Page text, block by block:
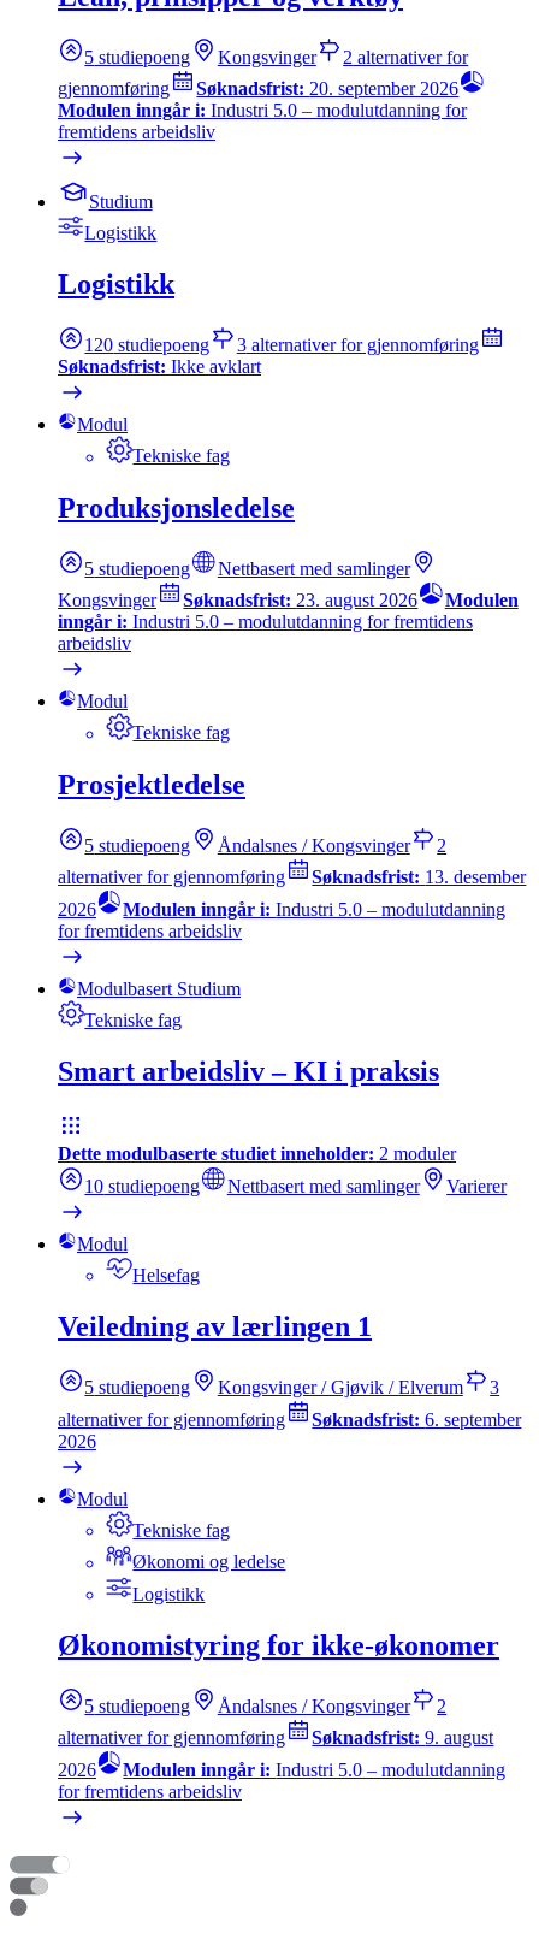
5 studiepoeng Kongsvinger 2 alternativer for
gjennomføring
Søknadsfrist: 20. september 2026
Modulen inngår i: Industri 5.0 – modulutdanning for
fremtidens arbeidsliv
Studium
Logistikk
Logistikk
120 studiepoeng 3alternativer for gjennomføring
Søknadsfrist: Ikke avklart
Modul
Tekniske fag
Produksjonsledelse
5 studiepoeng
Nettbasert med samlinger
Kongsvinger
Søknadsfrist: 23. august 2026
Modulen
inngår i: Industri 5.0 – modulutdanning for fremtidens
arbeidsliv
Modul
Tekniske fag
Prosjektledelse
5 studiepoeng Åndalsnes / Kongsvinger
2
alternativer for gjennomføring
Søknadsfrist: 13. desember
2026
Modulen inngår i:Industri 5.0 – modulutdanning
for fremtidens arbeidsliv
Modulbasert Studium
Tekniske fag
Smart arbeidsliv – KI i praksis
Dette modulbaserte studiet inneholder: 2 moduler
10 studiepoeng Nettbasert med samlinger Varierer
Modul
Helsefag
Veiledning av lærlingen 1
5 studiepoeng Kongsvinger / Gjøvik / Elverum
3
alternativer for gjennomføring
Søknadsfrist:6. september
2026
Modul
Tekniske fag
Økonomi og ledelse
Logistikk
Økonomistyring for ikke-økonomer
5 studiepoeng Åndalsnes / Kongsvinger
2
alternativer for gjennomføring
Søknadsfrist:9. august
2026
Modulen inngår i:Industri 5.0 – modulutdanning
for fremtidens arbeidsliv